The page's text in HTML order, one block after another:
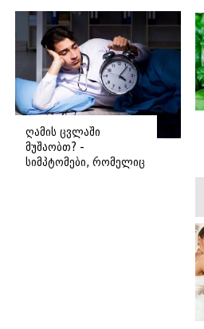
და წონაში კლების
საკვანძო საიდუმლო
ღამის ცვლაში
მუშაობთ? -
სიმპტომები, რომელიც